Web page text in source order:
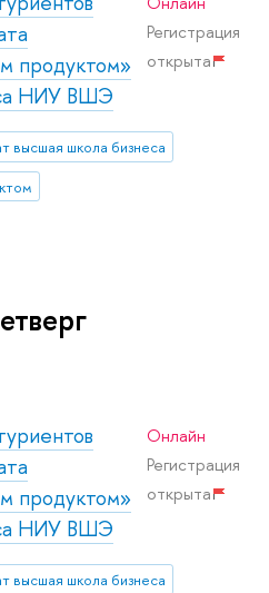
Регистрация
открыта
продуктом»
НИУ ВШЭ
высшая школа бизнеса
Онлайн
Регистрация
открыта
продуктом»
НИУ ВШЭ
высшая школа бизнеса